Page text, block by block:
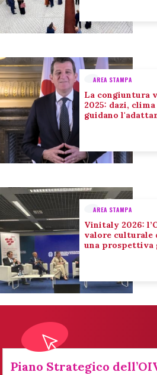
AREA STAMPA
La congiuntura
2025: dazi,
guidano
AREA STAMPA
Vinitaly 2026:
valore culturale
una prospettiva
Piano Strategico